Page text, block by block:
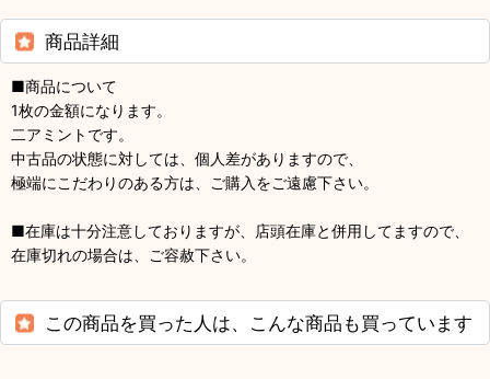
商品詳細
■商品について
1枚の金額になります。
二アミントです。
中古品の状態に対しては、個人差がありますので、
極端にこだわりのある方は、ご購入をご遠慮下さい。
■在庫は十分注意しておりますが、店頭在庫と併用してますので、
在庫切れの場合は、ご容赦下さい。
この商品を買った人は、こんな商品も買っています